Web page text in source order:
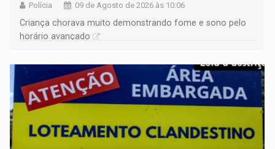
Polícia 09 de Agosto de 2026 às 10:06
Criança chorava muito demonstrando fome e sono pelo
horário avançado